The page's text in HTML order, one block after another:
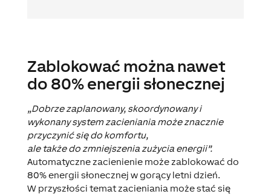
Zablokować można nawet
do 80% energii słonecznej
„Dobrze zaplanowany, skoordynowany i
wykonany system zacieniania może znacznie
przyczynić się do komfortu,
ale także do zmniejszenia zużycia energii”.
Automatyczne zacienienie może zablokować do
80% energii słonecznej w gorący letni dzień.
W przyszłości temat zacieniania może stać się